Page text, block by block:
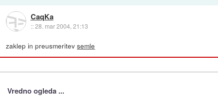
CaqKa
::28. mar 2004, 21:13
zaklep in preusmeritevsemle
Vredno ogleda ...